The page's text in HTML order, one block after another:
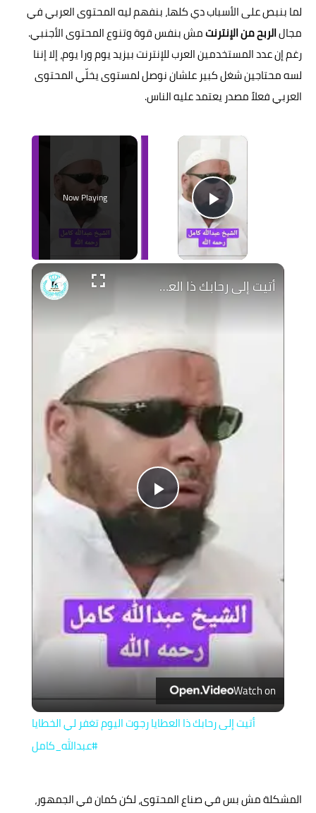
لما بنبص على الأسباب دي كلها، بنفهم ليه المحتوى العربي في
مجالالربح من الإنترنتمش بنفس قوة وتنوع المحتوى الأجنبي.
رغم إن عدد المستخدمين العرب للإنترنت بيزيد يوم ورا يوم، إلا إننا
لسه محتاجين شغل كبير علشان نوصل لمستوى يخلّي المحتوى
العربي فعلاً مصدر يعتمد عليه الناس.
×
Play Video
Now Playing
Play
Video
أتيت إلى رحابك ذا العطايا رجوت اليوم تغفر لي الخطايا #عبدالله_كامل
Watch on
أتيت إلى رحابك ذا العطايا رجوت اليوم تغفر لي الخطايا
#عبدالله_كامل
المشكلة مش بس في صناع المحتوى، لكن كمان في الجمهور،